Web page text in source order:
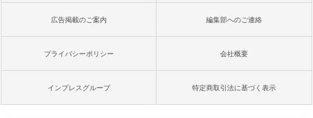
広告掲載のご案内 編集部へのご連絡
プライバシーポリシー 会社概要
インプレスグループ 特定商取引法に基づく表示